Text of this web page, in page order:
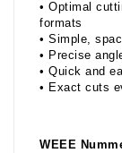
• Optimal
formats
• Simple,
• Precise
• Quick and
• Exact cuts
WEEE